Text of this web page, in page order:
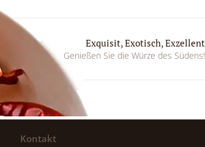
Exquisit, Exotisch, Exzellent
Genießen Sie die Würze des Südens!
Kontakt